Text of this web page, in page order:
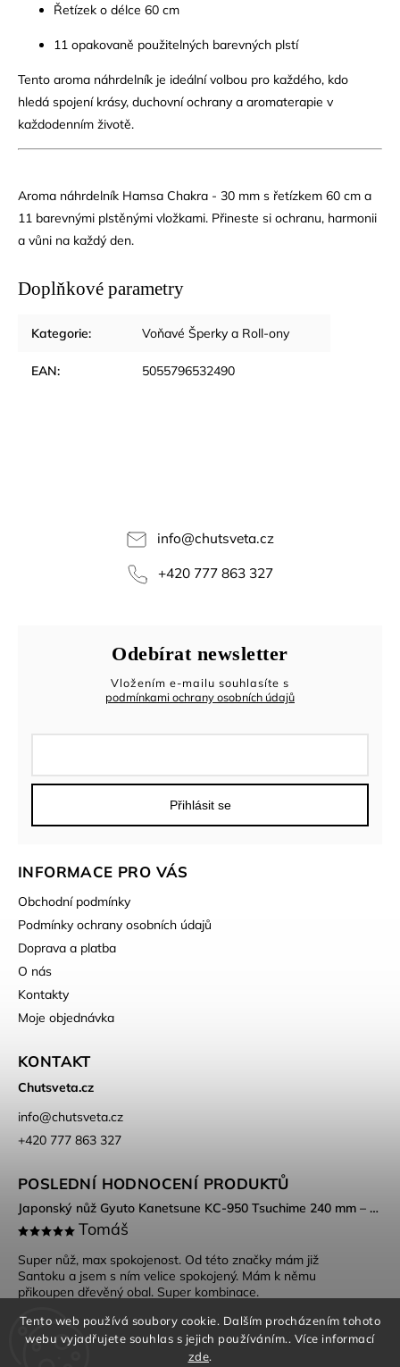
Tento web používá soubory cookie. Dalším procházením tohoto
webu vyjadřujete souhlas s jejich používáním.. Více informací
zde.
Řetízek o délce 60 cm
11 opakovaně použitelných barevných plstí
Tento aroma náhrdelník je ideální volbou pro každého, kdo
hledá spojení krásy, duchovní ochrany a aromaterapie v
každodenním životě.
Aroma náhrdelník Hamsa Chakra - 30 mm s řetízkem 60 cm a
11 barevnými plstěnými vložkami. Přineste si ochranu, harmonii
a vůni na každý den.
Doplňkové parametry
Kategorie: Voňavé Šperky a Roll-ony
EAN: 5055796532490
info@chutsveta.cz
+420 777 863 327
INFORMACE PRO VÁS
Obchodní podmínky
Podmínky ochrany osobních údajů
Doprava a platba
O nás
Kontakty
Moje objednávka
KONTAKT
Chutsveta.cz
info@chutsveta.cz
+420 777 863 327
POSLEDNÍ HODNOCENÍ PRODUKTŮ
Japonský nůž Gyuto Kanetsune KC-950 Tsuchime 240 mm – DSR-1K6 ocel, Tsuchime povrch
Tomáš
Super nůž, max spokojenost. Od této značky mám již
Santoku a jsem s ním velice spokojený. Mám k němu
přikoupen dřevěný obal. Super kombinace.
Odebírat newsletter
Vložením e-mailu souhlasíte s
podmínkami ochrany osobních údajů
Přihlásit se